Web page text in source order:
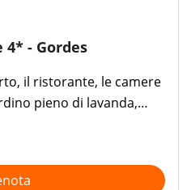
4* - Gordes
il ristorante, le camere
pieno di lavanda,